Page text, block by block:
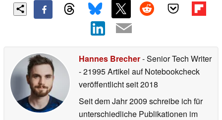
Hannes Brecher- Senior Tech Writer
- 21995 Artikel auf Notebookcheck
veröffentlichtseit 2018
Seit dem Jahr 2009 schreibe ich für
unterschiedliche Publikationen im